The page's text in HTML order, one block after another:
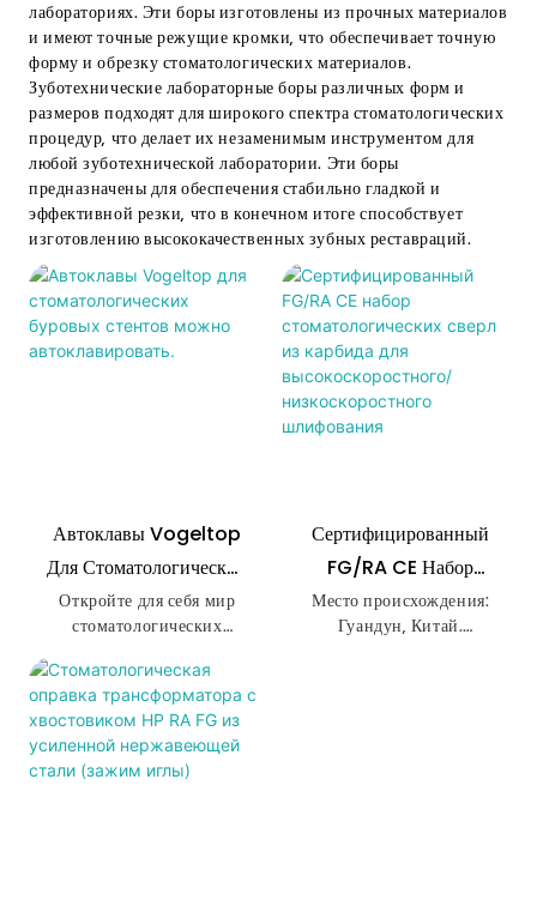
лабораториях. Эти боры изготовлены из прочных материалов
и имеют точные режущие кромки, что обеспечивает точную
форму и обрезку стоматологических материалов.
Зуботехнические лабораторные боры различных форм и
размеров подходят для широкого спектра стоматологических
процедур, что делает их незаменимым инструментом для
любой зуботехнической лаборатории. Эти боры
предназначены для обеспечения стабильно гладкой и
эффективной резки, что в конечном итоге способствует
изготовлению высококачественных зубных реставраций.
Автоклавы Vogeltop
Для Стоматологических
Буровых Стентов
Можно
Автоклавировать.
Откройте для себя мир
стоматологических
бурения стентов, где
качество сочетается с
удобством. Благодаря
инновационному
дизайну и возможности
Сертифицированный
FG/RA CE Набор
Стоматологических
Сверл Из Карбида Для
Место происхождения:
Гуандун, Китай.